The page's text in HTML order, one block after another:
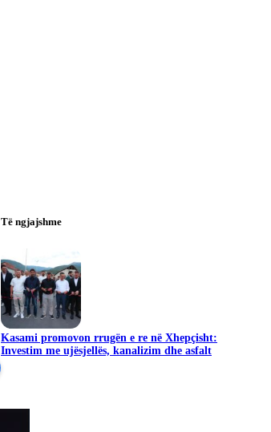
Të ngjajshme
Kasami promovon rrugën e re në Xhepçisht:
Investim me ujësjellës, kanalizim dhe asfalt